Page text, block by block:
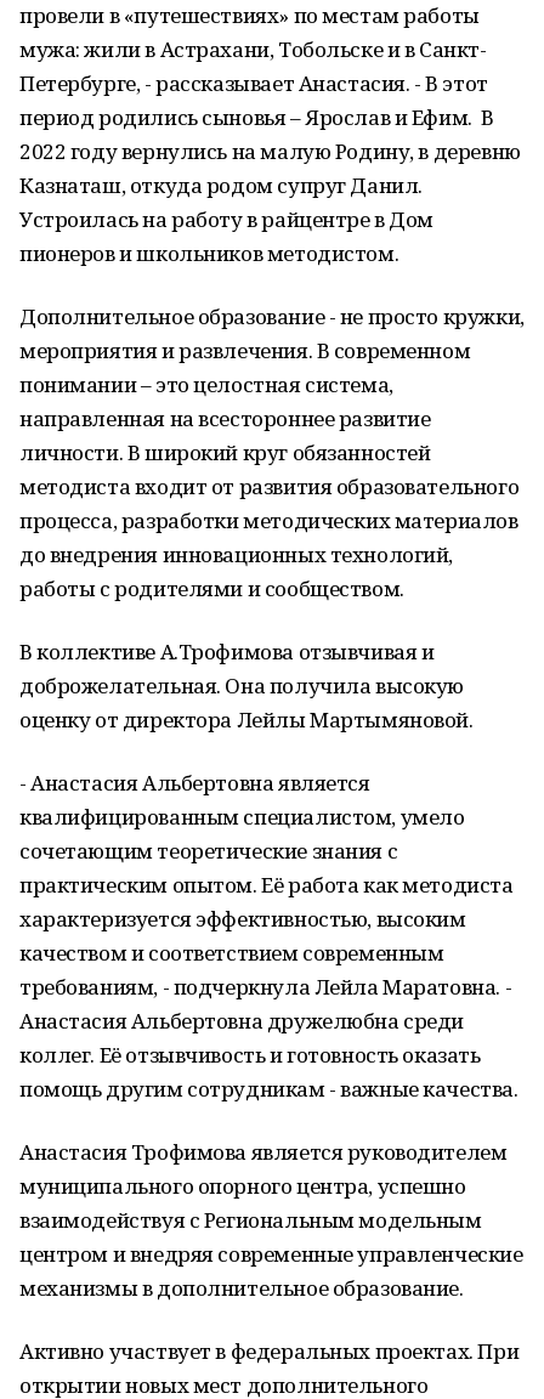
провели в «путешествиях» по местам работы
мужа: жили в Астрахани, Тобольске и в Санкт-
Петербурге, - рассказывает Анастасия. - В этот
период родились сыновья – Ярослав и Ефим. В
2022 году вернулись на малую Родину, в деревню
Казнаташ, откуда родом супруг Данил.
Устроилась на работу в райцентре в Дом
пионеров и школьников методистом.
Дополнительное образование - не просто кружки,
мероприятия и развлечения. В современном
понимании – это целостная система,
направленная на всестороннее развитие
личности. В широкий круг обязанностей
методиста входит от развития образовательного
процесса, разработки методических материалов
до внедрения инновационных технологий,
работы с родителями и сообществом.
В коллективе А.Трофимова отзывчивая и
доброжелательная. Она получила высокую
оценку от директора Лейлы Мартымяновой.
- Анастасия Альбертовна является
квалифицированным специалистом, умело
сочетающим теоретические знания с
практическим опытом. Её работа как методиста
характеризуется эффективностью, высоким
качеством и соответствием современным
требованиям, - подчеркнула Лейла Маратовна. -
Анастасия Альбертовна дружелюбна среди
коллег. Её отзывчивость и готовность оказать
помощь другим сотрудникам - важные качества.
Анастасия Трофимова является руководителем
муниципального опорного центра, успешно
взаимодействуя с Региональным модельным
центром и внедряя современные управленческие
механизмы в дополнительное образование.
Активно участвует в федеральных проектах. При
открытии новых мест дополнительного